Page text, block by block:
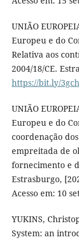
UNIÃO
Europeu e do
Relativa aos
2004/18/CE.
https://bit.ly/
UNIÃO
Europeu e do
coordenação
empreitada de
fornecimento e
Estrasburgo,
Acesso em: 10
YUKINS,
System: an